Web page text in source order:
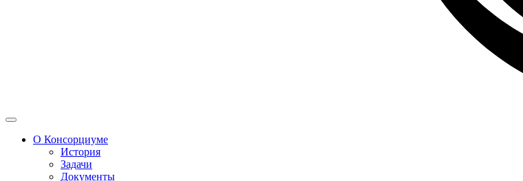
О Консорциуме
История
Задачи
Документы